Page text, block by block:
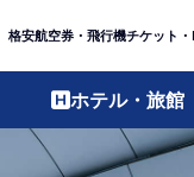
格安航空券・飛行機チケット
ホテル・旅館